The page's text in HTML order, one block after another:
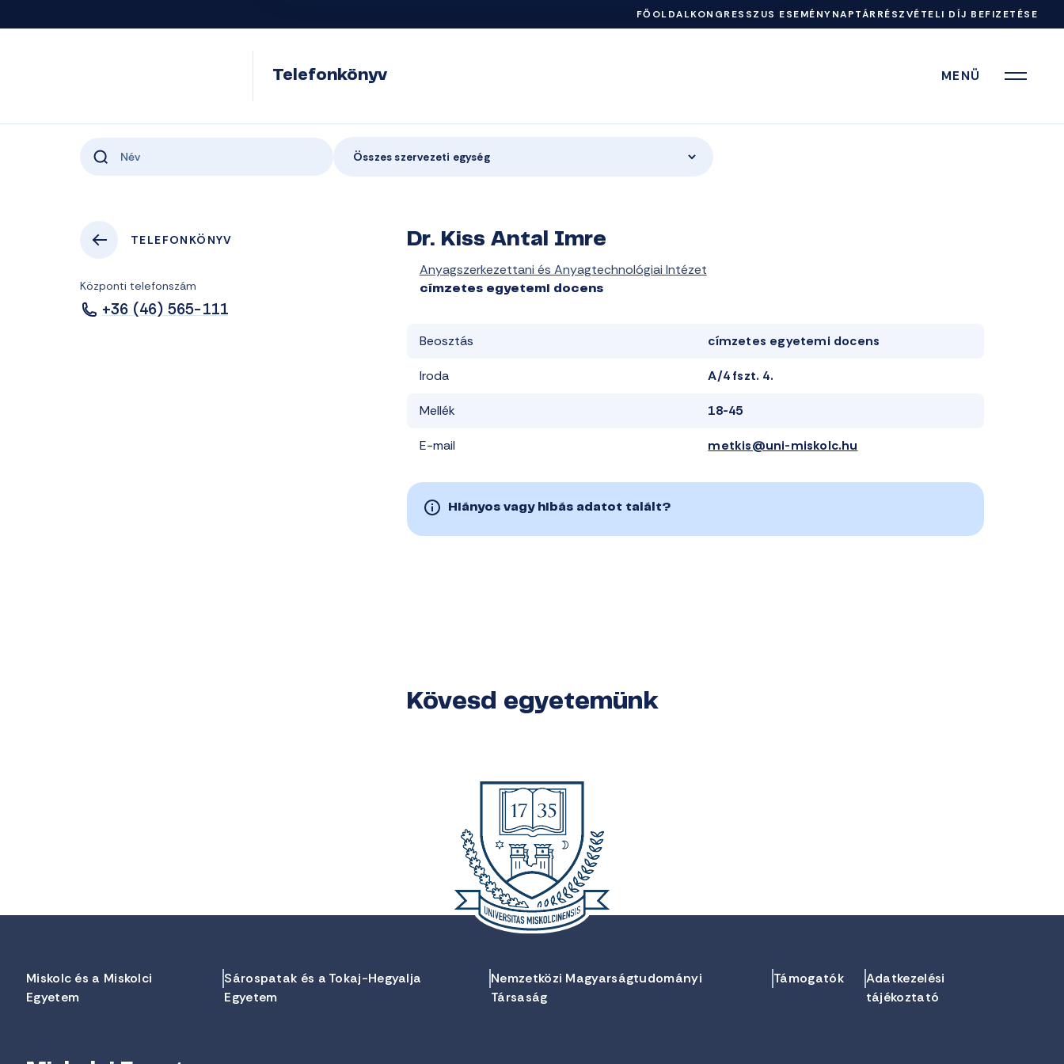
FŐOLDALKONGRESSZUS ESEMÉNYNAPTÁRRÉSZVÉTELI DÍJ BEFIZETÉSE
Telefonkönyv MENÜ
Összes szervezeti egység
TELEFONKÖNYV
Központi telefonszám
+36 (46) 565-111
Dr. Kiss Antal Imre
Anyagszerkezettani és Anyagtechnológiai Intézet
címzetes egyetemi docens
Beosztás címzetes egyetemi docens
Iroda A/4 fszt. 4.
Mellék 18-45
E-mail metkis@uni-miskolc.hu
Hiányos vagy hibás adatot talált?
Kövesd egyetemünk
Miskolc és a Miskolci
Egyetem
Sárospatak és a Tokaj-Hegyalja
Egyetem
Nemzetközi Magyarságtudományi
Társaság
Támogatók
Adatkezelési
tájékoztató